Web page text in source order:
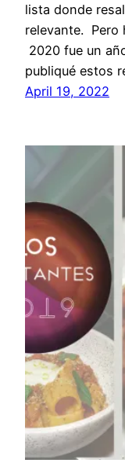
lista donde
relevante. Pero
2020 fue un
publiqué estos
April 19, 2022